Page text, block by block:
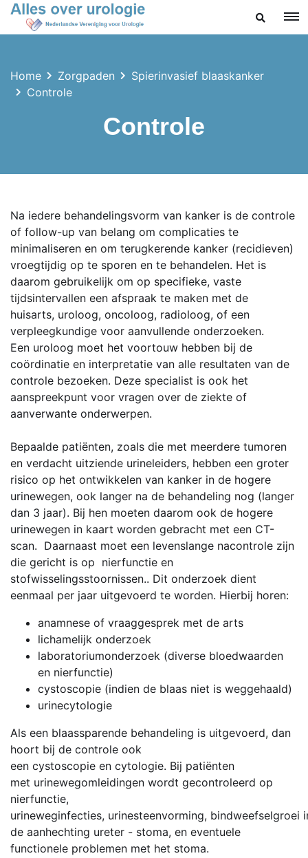
ZOEKEN
Home Zorgpaden
Spierinvasief blaaskanker
Controle
Controle
Na iedere behandelingsvorm van kanker is de controle
of follow-up van belang om complicaties te
minimaliseren en om terugkerende kanker (recidieven)
vroegtijdig op te sporen en te behandelen. Het is
daarom gebruikelijk om op specifieke, vaste
tijdsintervallen een afspraak te maken met de
huisarts, uroloog, oncoloog, radioloog, of een
verpleegkundige voor aanvullende onderzoeken.
Een uroloog moet het voortouw hebben bij de
coördinatie en interpretatie van alle resultaten van de
controle bezoeken. Deze specialist is ook het
aanspreekpunt voor vragen over de ziekte of
aanverwante onderwerpen.
Bepaalde patiënten, zoals die met meerdere tumoren
en verdacht uitziende urineleiders, hebben een groter
risico op het ontwikkelen van kanker in de hogere
urinewegen, ook langer na de behandeling nog (langer
dan 3 jaar). Bij hen moeten daarom ook de hogere
urinewegen in kaart worden gebracht met een CT-
scan. Daarnaast moet een levenslange nacontrole zijn
die gericht is op nierfunctie en
stofwisselingsstoornissen.. Dit onderzoek dient
eenmaal per jaar uitgevoerd te worden. Hierbij horen:
anamnese of vraaggesprek met de arts
lichamelijk onderzoek
laboratoriumonderzoek (diverse bloedwaarden
en nierfunctie)
cystoscopie (indien de blaas niet is weggehaald)
urinecytologie
Als een blaassparende behandeling is uitgevoerd, dan
hoort bij de controle ook
een cystoscopie en cytologie. Bij patiënten
met urinewegomleidingen wordt gecontroleerd op
nierfunctie,
urineweginfecties, urinesteenvorming, bindweefselgroei
de aanhechting ureter - stoma, en eventuele
functionele problemen met het stoma.